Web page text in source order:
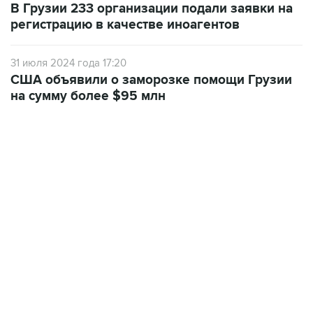
В Грузии 233 организации подали заявки на
регистрацию в качестве иноагентов
31 июля 2024 года 17:20
США объявили о заморозке помощи Грузии
на сумму более $95 млн